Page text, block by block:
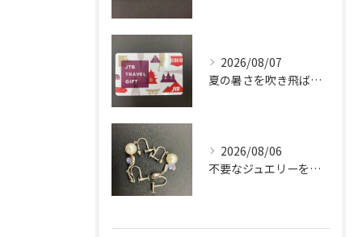
2026/08/07
夏の暑さを吹き飛ばしに来てください。
2026/08/06
不要なジュエリーを眠らせていませんか？